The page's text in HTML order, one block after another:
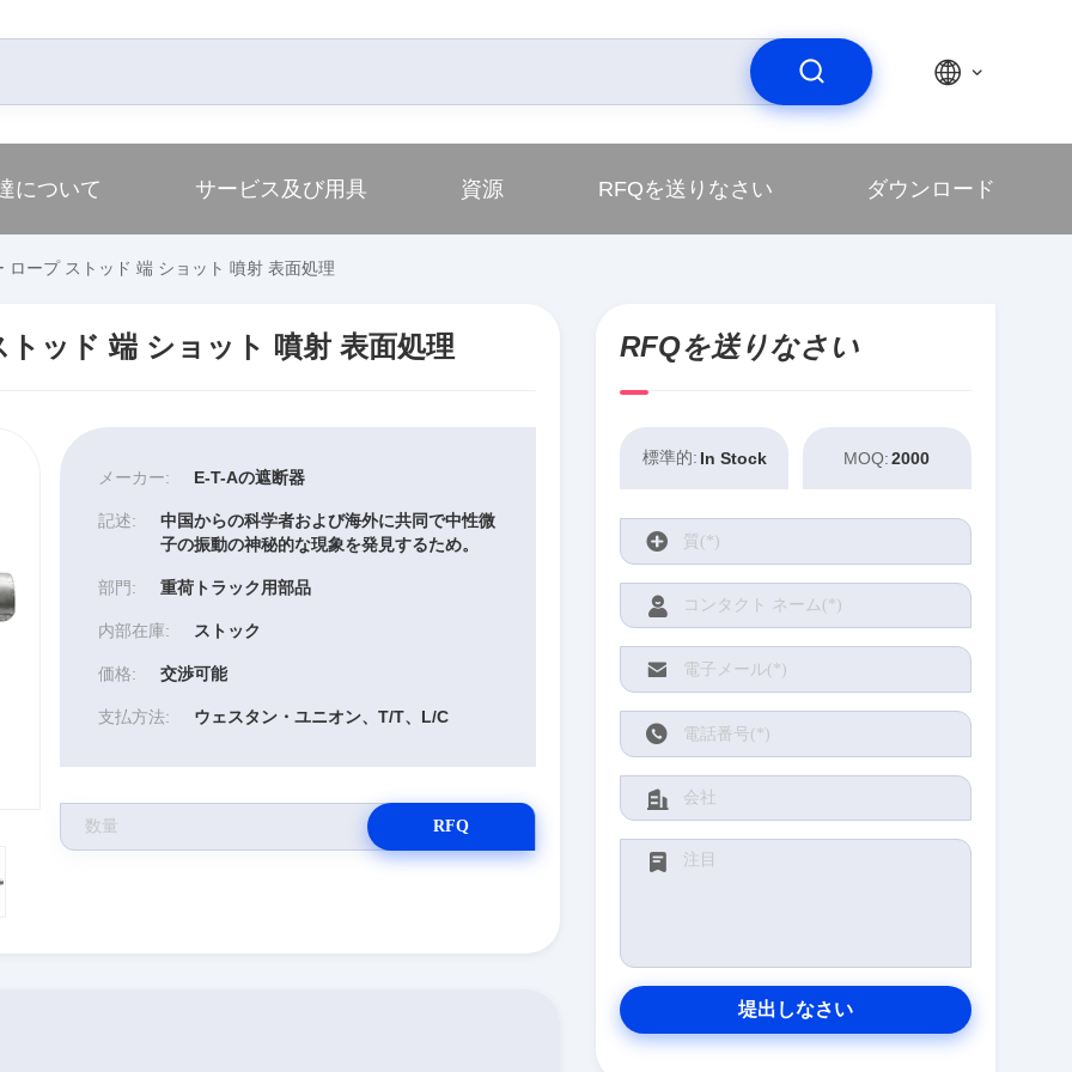
について サービス及び用具 資源 RFQを送りなさい ダウンロード
ープ ストッド 端 ショット 噴射 表面処理
ッド 端 ショット 噴射 表面処理
メーカー: E-T-Aの遮断器
記述:
中国からの科学者および海外に共同で中性微
子の振動の神秘的な現象を発見するため。
部門: 重荷トラック用部品
内部在庫: ストック
価格: 交渉可能
支払方法: ウェスタン・ユニオン、T/T、L/C
RFQ
RFQを送りなさい
標準的: In Stock MOQ: 2000
堤出しなさい